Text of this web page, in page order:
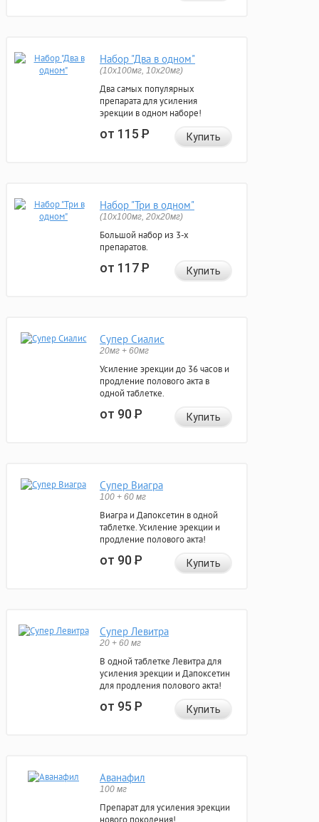
Набор "Два в одном"
(10x100мг, 10x20мг)
Два самых популярных
препарата для усиления
эрекции в одном наборе!
от 115Р Купить
Набор "Три в одном"
(10x100мг, 20x20мг)
Большой набор из 3-х
препаратов.
от 117Р Купить
Супер Сиалис
20мг + 60мг
Усиление эрекции до 36 часов и
продление полового акта в
одной таблетке.
от 90Р Купить
Супер Виагра
100 + 60 мг
Виагра и Дапоксетин в одной
таблетке. Усиление эрекции и
продление полового акта!
от 90Р Купить
Супер Левитра
20 + 60 мг
В одной таблетке Левитра для
усиления эрекции и Дапоксетин
для продления полового акта!
от 95Р Купить
Аванафил
100 мг
Препарат для усиления эрекции